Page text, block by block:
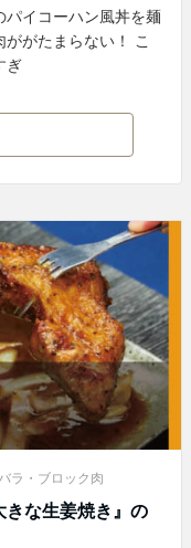
パイコーハン風丼を麺
がたまらない！ こ
ぎ
ラ・ブロック肉
きな生姜焼き』の